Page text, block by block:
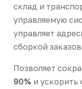
склад и
управляемую
управляет
сборкой
Позволяет
90% и ускорить